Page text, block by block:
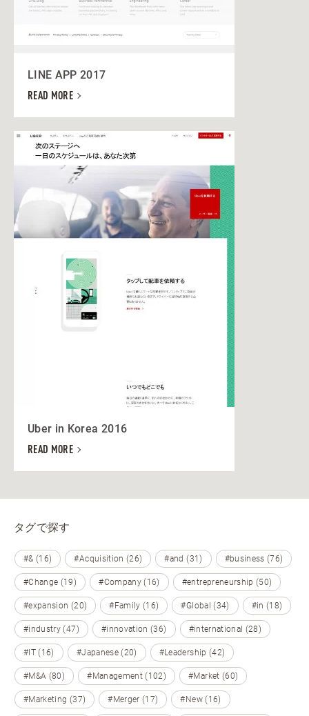
LINE APP 2017
READ MORE
Uber in Korea 2016
READ MORE
タグで探す
#& (16) #Acquisition (26) #and (31) #business (76)
#Change (19) #Company (16) #entrepreneurship (50)
#expansion (20) #Family (16) #Global (34) #in (18)
#industry (47) #innovation (36) #international (28)
#IT (16) #Japanese (20) #Leadership (42)
#M&A (80) #Management (102) #Market (60)
#Marketing (37) #Merger (17) #New (16)